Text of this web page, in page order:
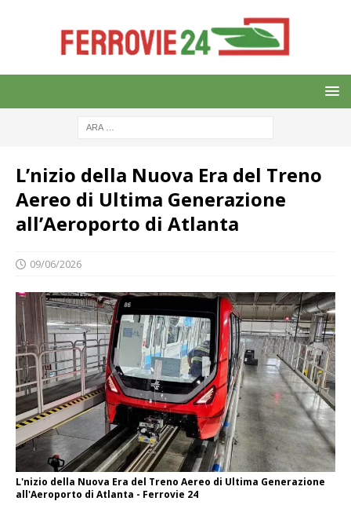
L’nizio della Nuova Era del Treno
Aereo di Ultima Generazione
all’Aeroporto di Atlanta
09/06/2026
L'nizio della Nuova Era del Treno Aereo di Ultima Generazione
all'Aeroporto di Atlanta - Ferrovie 24